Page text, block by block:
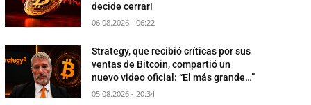
decide cerrar!
06.08.2026 - 06:22
Strategy, que recibió críticas por sus
ventas de Bitcoin, compartió un
nuevo video oficial: “El más grande…”
05.08.2026 - 20:34